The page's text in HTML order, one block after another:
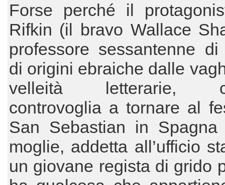
Forse perché il
Rifkin (il bravo Wallace
professore sessantenne
di origini ebraiche dalle
velleità letterarie,
controvoglia a tornare al
San Sebastian in
moglie, addetta all’ufficio
un giovane regista di grido